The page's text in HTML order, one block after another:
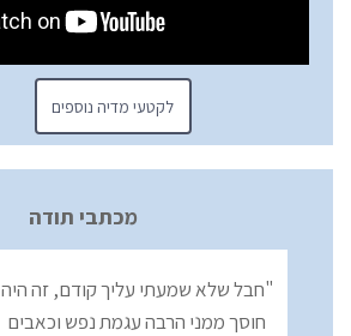
לקטעי מדיה נוספים
מכתבי תודה
"חבל שלא שמעתי עליך קודם, זה היה
חוסך ממני הרבה עגמת נפש וכאבים